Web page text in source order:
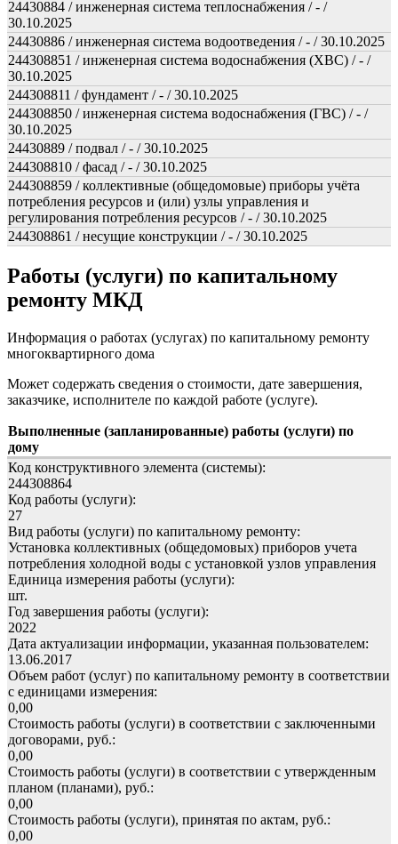
24430884 / инженерная система теплоснабжения / - /
30.10.2025
24430886 / инженерная система водоотведения / - / 30.10.2025
244308851 / инженерная система водоснабжения (ХВС) / - /
30.10.2025
244308811 / фундамент / - / 30.10.2025
244308850 / инженерная система водоснабжения (ГВС) / - /
30.10.2025
24430889 / подвал / - / 30.10.2025
244308810 / фасад / - / 30.10.2025
244308859 / коллективные (общедомовые) приборы учёта
потребления ресурсов и (или) узлы управления и
регулирования потребления ресурсов / - / 30.10.2025
244308861 / несущие конструкции / - / 30.10.2025
Работы (услуги) по капитальному
ремонту МКД
Информация о работах (услугах) по капитальному ремонту
многоквартирного дома
Может содержать сведения о стоимости, дате завершения,
заказчике, исполнителе по каждой работе (услуге).
Выполненные (запланированные) работы (услуги) по
дому
Код конструктивного элемента (системы):
244308864
Код работы (услуги):
27
Вид работы (услуги) по капитальному ремонту:
Установка коллективных (общедомовых) приборов учета
потребления холодной воды с установкой узлов управления
Единица измерения работы (услуги):
шт.
Год завершения работы (услуги):
2022
Дата актуализации информации, указанная пользователем:
13.06.2017
Объем работ (услуг) по капитальному ремонту в соответствии
с единицами измерения:
0,00
Стоимость работы (услуги) в соответствии с заключенными
договорами, руб.:
0,00
Стоимость работы (услуги) в соответствии с утвержденным
планом (планами), руб.:
0,00
Стоимость работы (услуги), принятая по актам, руб.:
0,00